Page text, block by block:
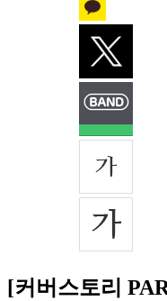
[커버스토리